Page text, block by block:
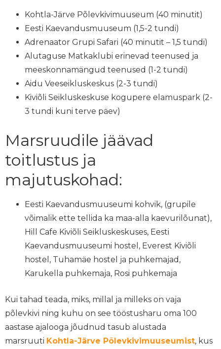
Kohtla-Järve Põlevkivimuuseum (40 minutit)
Eesti Kaevandusmuuseum (1,5-2 tundi)
Adrenaator Grupi Safari (40 minutit – 1,5 tundi)
Alutaguse Matkaklubi erinevad teenused ja
meeskonnamängud teenused (1-2 tundi)
Aidu Veeseikluskeskus (2-3 tundi)
Kiviõli Seikluskeskuse kogupere elamuspark (2-
3 tundi kuni terve päev)
Marsruudile jäävad
toitlustus ja
majutuskohad:
Eesti Kaevandusmuuseumi kohvik, (grupile
võimalik ette tellida ka maa-alla kaevurilõunat),
Hill Cafe Kiviõli Seikluskeskuses, Eesti
Kaevandusmuuseumi hostel, Everest Kiviõli
hostel, Tuhamäe hostel ja puhkemajad,
Karukella puhkemaja, Rosi puhkemaja
Kui tahad teada, miks, millal ja milleks on vaja
põlevkivi ning kuhu on see tööstusharu oma 100
aastase ajalooga jõudnud tasub alustada
marsruuti Kohtla-Järve Põlevkivimuuseumist, kus